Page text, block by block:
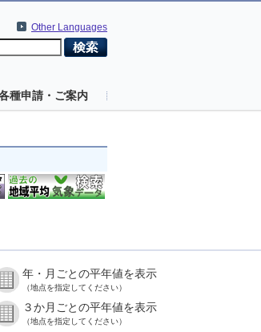
Other Languages
種申請・ご案内
年・月ごとの平年値を表示
（地点を指定してください）
３か月ごとの平年値を表示
（地点を指定してください）